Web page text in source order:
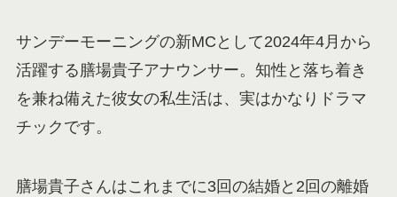
サンデーモーニングの新MCとして2024年4月から
活躍する膳場貴子アナウンサー。知性と落ち着き
を兼ね備えた彼女の私生活は、実はかなりドラマ
チックです。
膳場貴子さんはこれまでに3回の結婚と2回の離婚